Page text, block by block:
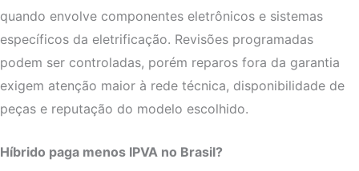
quando envolve componentes eletrônicos e sistemas
específicos da eletrificação. Revisões programadas
podem ser controladas, porém reparos fora da garantia
exigem atenção maior à rede técnica, disponibilidade de
peças e reputação do modelo escolhido.
Híbrido paga menos IPVA no Brasil?